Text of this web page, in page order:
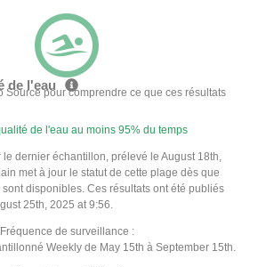
de l'eau
Source pour comprendre ce que ces résultats
de l'eau au moins 95% du temps
le dernier échantillon, prélevé le August 18th,
met à jour le statut de cette plage dès que
sont disponibles. Ces résultats ont été publiés
25th, 2025 at 9:56.
Fréquence de surveillance :
Weekly de May 15th à September 15th.